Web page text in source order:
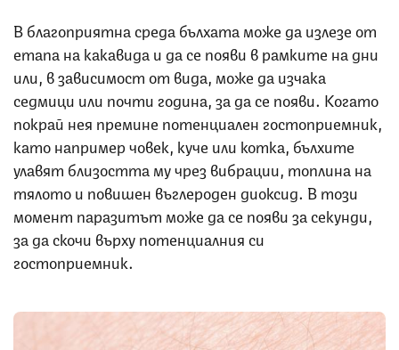
В благоприятна среда бълхата може да излезе от
етапа на какавида и да се появи в рамките на дни
или, в зависимост от вида, може да изчака
седмици или почти година, за да се появи. Когато
покрай нея премине потенциален гостоприемник,
като например човек, куче или котка, бълхите
улавят близостта му чрез вибрации, топлина на
тялото и повишен въглероден диоксид. В този
момент паразитът може да се появи за секунди,
за да скочи върху потенциалния си
гостоприемник.